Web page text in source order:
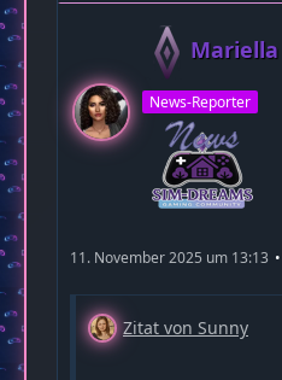
Mariella
News-Reporter
11. November 2025 um 13:13
Zitat von Sunny